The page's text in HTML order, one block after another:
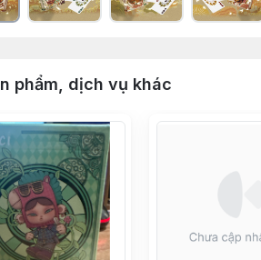
phẩm, dịch vụ khác